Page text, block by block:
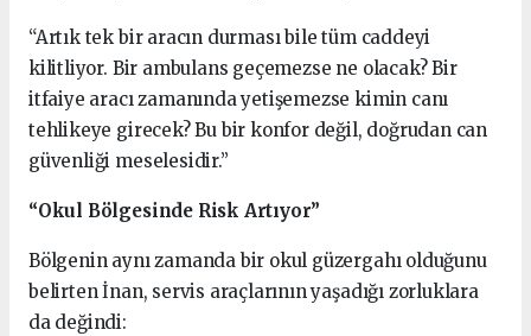
“Artık tek bir aracın durması bile tüm caddeyi
kilitliyor. Bir ambulans geçemezse ne olacak? Bir
itfaiye aracı zamanında yetişemezse kimin canı
tehlikeye girecek? Bu bir konfor değil, doğrudan can
güvenliği meselesidir.”
“Okul Bölgesinde Risk Artıyor”
Bölgenin aynı zamanda bir okul güzergahı olduğunu
belirten İnan, servis araçlarının yaşadığı zorluklara
da değindi: